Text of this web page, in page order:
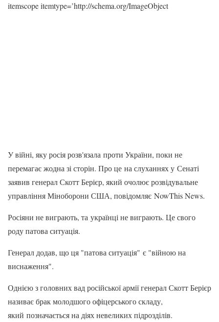
itemscope itemtype=’http://schema.org/ImageObject
У війні, яку росія розв'язала проти України, поки не
перемагає жодна зі сторін. Про це на слуханнях у Сенаті
заявив генерал Скотт Берієр, який очолює розвідувальне
управління Міноборони США, повідомляє NowThis News.
Росіяни не виграють, та українці не виграють. Це свого
роду патова ситуація.
Генерал додав, що ця "патова ситуація" є "війною на
виснаження".
Однією з головних вад російської армії генерал Скотт Берієр
називає брак молодшого офіцерського складу,
який позначається на діях невеликих підрозділів.